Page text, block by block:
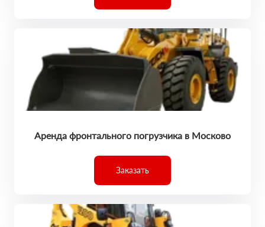
Аренда фронтального погрузчика в Москово
Заказать